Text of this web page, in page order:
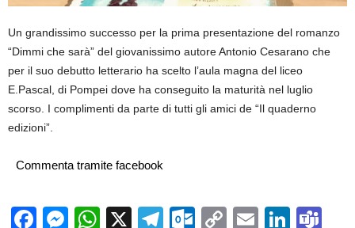
Un grandissimo successo per la prima presentazione del romanzo
“Dimmi che sarà” del giovanissimo autore Antonio Cesarano che
per il suo debutto letterario ha scelto l’aula magna del liceo
E.Pascal, di Pompei dove ha conseguito la maturità nel luglio
scorso. I complimenti da parte di tutti gli amici de “Il quaderno
edizioni”.
Commenta tramite facebook
Facebook
Messenger
WhatsApp
X Telegram
Outlook.com
CopyEmail